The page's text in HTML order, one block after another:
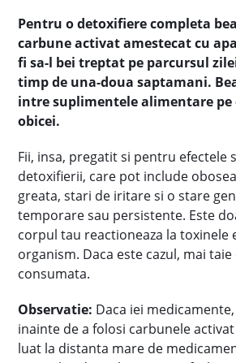
Pentru o detoxifiere completa
carbune activat amestecat cu
fi sa-l bei treptat pe parcursul
timp de una-doua saptamani.
intre suplimentele alimentare pe
obicei.
Fii, insa, pregatit si pentru efectele
detoxifierii, care pot include
greata, stari de iritare si o stare
temporare sau persistente. Este
corpul tau reactioneaza la toxinele
organism. Daca este cazul, mai
consumata.
Observatie: Daca iei
inainte de a folosi carbunele
luat la distanta mare de